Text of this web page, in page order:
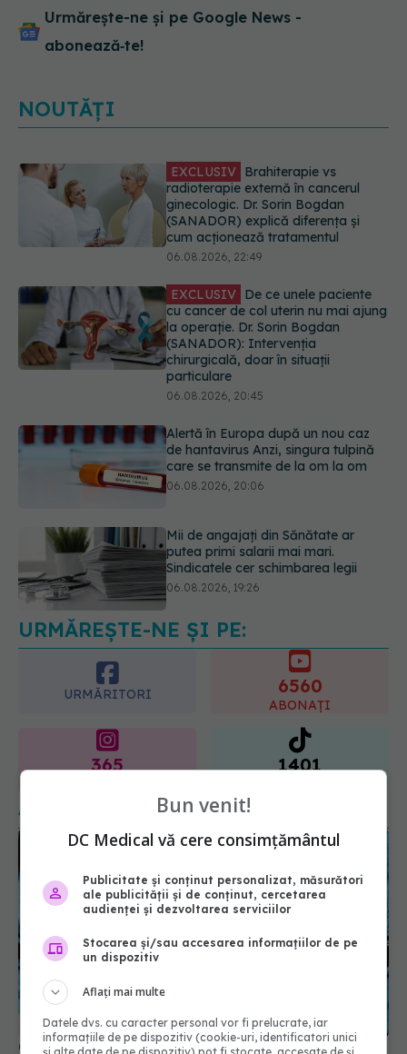
Urmărește-ne și pe Google News -
abonează‑te!
NOUTĂȚI
EXCLUSIV De ce unele paciente
cu cancer de col uterin nu mai ajung
la operație. Dr. Sorin Bogdan
(SANADOR): Intervenția
chirurgicală, doar în situații
particulare
Alertă în Europa după un nou caz
de hantavirus Anzi, singura tulpină
care se transmite de la om la om
06.08.2026, 20:06
putea primi salarii mai mari.
Sindicatele cer schimbarea legii
06.08.2026, 19:26
care pot fi tratate fără operație. Dr.
Sorin Bogdan (SANADOR): Chirurgia
este indicată doar punctual, pentru
anumite categorii de paciente
EXCLUSIV Brahiterapie vs
radioterapie externă în cancerul
ginecologic. Dr. Sorin Bogdan
(SANADOR) explică diferența și
cum acționează tratamentul
URMĂREȘTE-NE ȘI PE:
URMĂRITORI 6560
ABONAȚI
365 1401
ARTICOLE SIMILARE
Ce au găsit cercetătorii în creierul persoanelor cu
Bun venit!
DC Medical vă cere consimțământul
Publicitate și conținut personalizat, măsurători
ale publicității și de conținut, cercetarea
audienței și dezvoltarea serviciilor
Stocarea și/sau accesarea informațiilor de pe
un dispozitiv
Aflați mai multe
Datele dvs. cu caracter personal vor fi prelucrate, iar
informațiile de pe dispozitiv (cookie-uri, identificatori unici